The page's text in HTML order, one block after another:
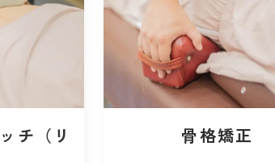
チ（リ
骨格矯正